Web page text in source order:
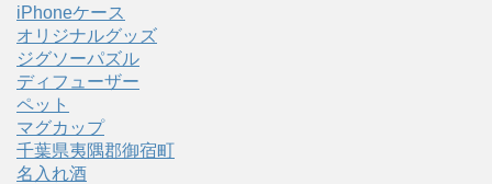
iPhoneケース
オリジナルグッズ
ジグソーパズル
ディフューザー
ペット
マグカップ
千葉県夷隅郡御宿町
名入れ酒